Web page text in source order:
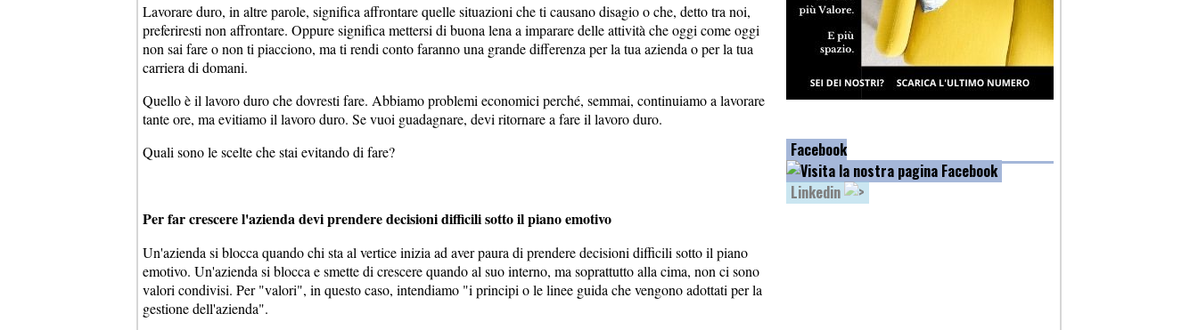
Lavorare duro, in altre parole, significa affrontare quelle situazioni che ti causano disagio o che, detto tra noi,
preferiresti non affrontare. Oppure significa mettersi di buona lena a imparare delle attività che oggi come oggi
non sai fare o non ti piacciono, ma ti rendi conto faranno una grande differenza per la tua azienda o per la tua
carriera di domani.
Quello è il lavoro duro che dovresti fare. Abbiamo problemi economici perché, semmai, continuiamo a lavorare
tante ore, ma evitiamo il lavoro duro. Se vuoi guadagnare, devi ritornare a fare il lavoro duro.
Quali sono le scelte che stai evitando di fare?
Per far crescere l'azienda devi prendere decisioni difficili sotto il piano emotivo
Un'azienda si blocca quando chi sta al vertice inizia ad aver paura di prendere decisioni difficili sotto il piano
emotivo. Un'azienda si blocca e smette di crescere quando al suo interno, ma soprattutto alla cima, non ci sono
valori condivisi. Per "valori", in questo caso, intendiamo "i principi o le linee guida che vengono adottati per la
gestione dell'azienda".
Facebook
Linkedin